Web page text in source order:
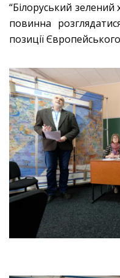
“Білоруський зелений
повинна
позиції